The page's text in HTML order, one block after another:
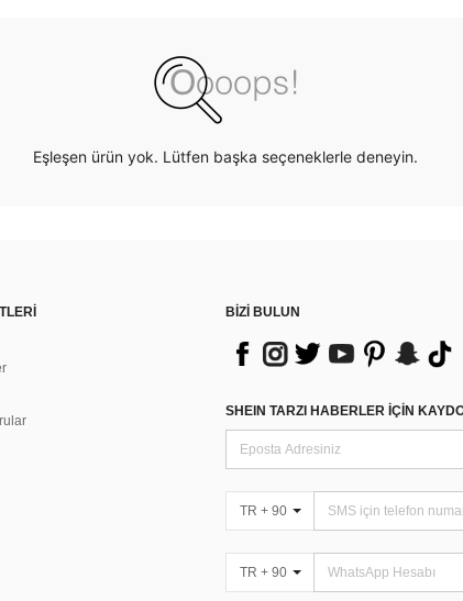
Eşleşen ürün yok. Lütfen başka seçeneklerle deneyin.
BİZİ BULUN
SHEIN TARZI HABERLER IÇIN
TR + 90
TR + 90